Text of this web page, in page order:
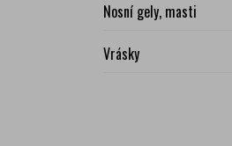
Nosní gely, masti
Vrásky